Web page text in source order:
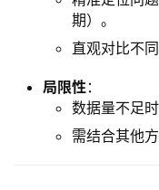
期）。
直观对比不
​局限性​​：
数据量不足
需结合其他